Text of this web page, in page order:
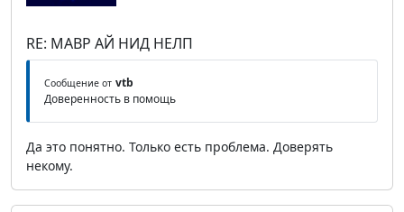
RE: МАВР АЙ НИД НЕЛП
Сообщение от vtb
Доверенность в помощь
Да это понятно. Только есть проблема. Доверять
некому.